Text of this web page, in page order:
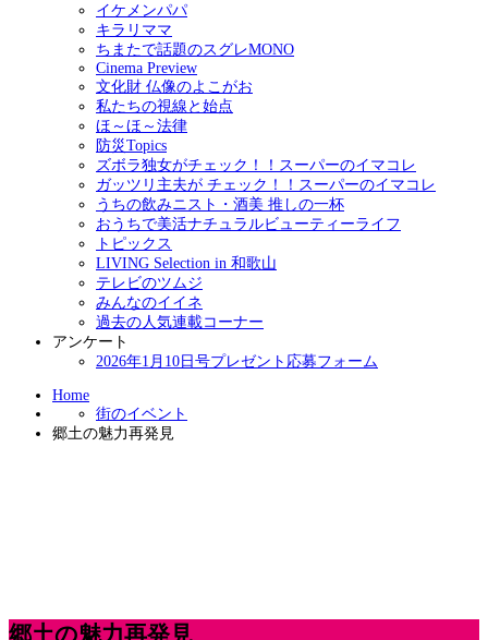
イケメンパパ
キラリママ
ちまたで話題のスグレMONO
Cinema Preview
文化財 仏像のよこがお
私たちの視線と始点
ほ～ほ～法律
防災Topics
ズボラ独女がチェック！！スーパーのイマコレ
ガッツリ主夫が チェック！！スーパーのイマコレ
うちの飲みニスト・酒美 推しの一杯
おうちで美活ナチュラルビューティーライフ
トピックス
LIVING Selection in 和歌山
テレビのツムジ
みんなのイイネ
過去の人気連載コーナー
アンケート
2026年1月10日号プレゼント応募フォーム
Home
街のイベント
郷土の魅力再発見